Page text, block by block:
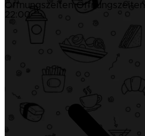
Öffnungszeiten Öffnungszeiten
22:00